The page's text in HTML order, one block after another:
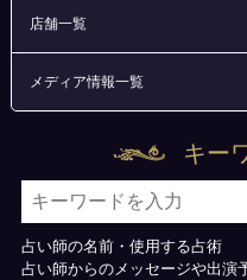
店舗一覧
メディア情報一覧
キー
占い師の名前・使用する占術
占い師からのメッセージや出演